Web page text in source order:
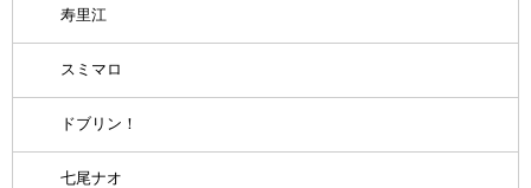
寿里江
スミマロ
ドブリン！
七尾ナオ